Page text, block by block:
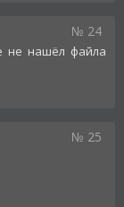
№ 24
не нашёл файла
№ 25